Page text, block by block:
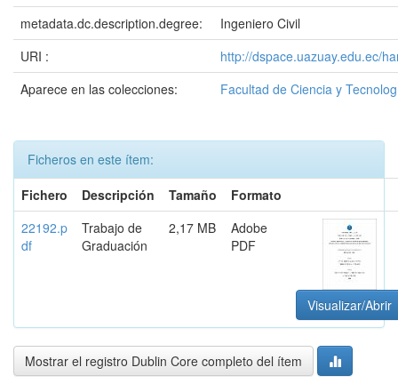
metadata.dc.description.degree:
Ingeniero Civil
URI :
http://dspace.uazuay.edu.ec/
Aparece en las colecciones:
Facultad de Ciencia y
Ficheros en este ítem:
Fichero
Descripción Tamaño
Formato
22192.p
df
Trabajo de
Graduación
2,17 MB
Adobe
PDF
Visualizar/Abrir
Mostrar el registro Dublin Core completo del ítem